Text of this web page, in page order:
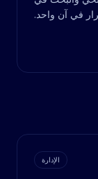
في آن واحد.
الإدارة